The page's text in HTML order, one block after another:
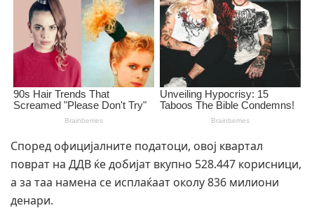
Според официјалните податоци, овој квартал
поврат на ДДВ ќе добијат вкупно 528.447 корисници,
а за таа намена се исплаќаат околу 836 милиони
денари.